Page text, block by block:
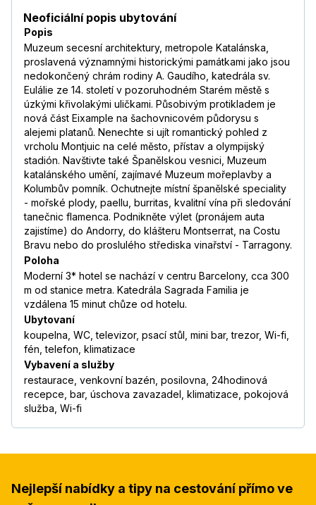
Neoficiální popis ubytování
Popis
Muzeum secesní architektury, metropole Katalánska,
proslavená významnými historickými památkami jako jsou
nedokončený chrám rodiny A. Gaudího, katedrála sv.
Eulálie ze 14. století v pozoruhodném Starém městě s
úzkými křivolakými uličkami. Působivým protikladem je
nová část Eixample na šachovnicovém půdorysu s
alejemi platanů. Nenechte si ujít romantický pohled z
vrcholu Montjuic na celé město, přístav a olympijský
stadión. Navštivte také Španělskou vesnici, Muzeum
katalánského umění, zajímavé Muzeum mořeplavby a
Kolumbův pomník. Ochutnejte místní španělské speciality
- mořské plody, paellu, burritas, kvalitní vína při sledování
tanečnic flamenca. Podnikněte výlet (pronájem auta
zajistíme) do Andorry, do klášteru Montserrat, na Costu
Bravu nebo do proslulého střediska vinařství - Tarragony.
Poloha
Moderní 3* hotel se nachází v centru Barcelony, cca 300
m od stanice metra. Katedrála Sagrada Familia je
vzdálena 15 minut chůze od hotelu.
Ubytovaní
koupelna, WC, televizor, psací stůl, mini bar, trezor, Wi-fi,
fén, telefon, klimatizace
Vybavení a služby
restaurace, venkovní bazén, posilovna, 24hodinová
recepce, bar, úschova zavazadel, klimatizace, pokojová
služba, Wi-fi
Nejlepší nabídky a tipy na cestování přímo ve